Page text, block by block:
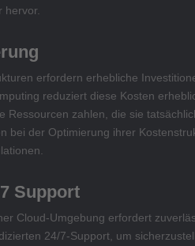
hervor.
erfordern erhebliche
reduziert diese Kosten
Ressourcen zahlen, die sie
bei der Optimierung ihrer
Support
Cloud-Umgebung erfordert
24/7-Support, um